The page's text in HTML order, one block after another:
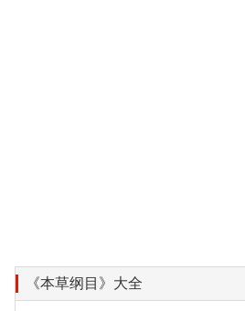
《本草纲目》大全